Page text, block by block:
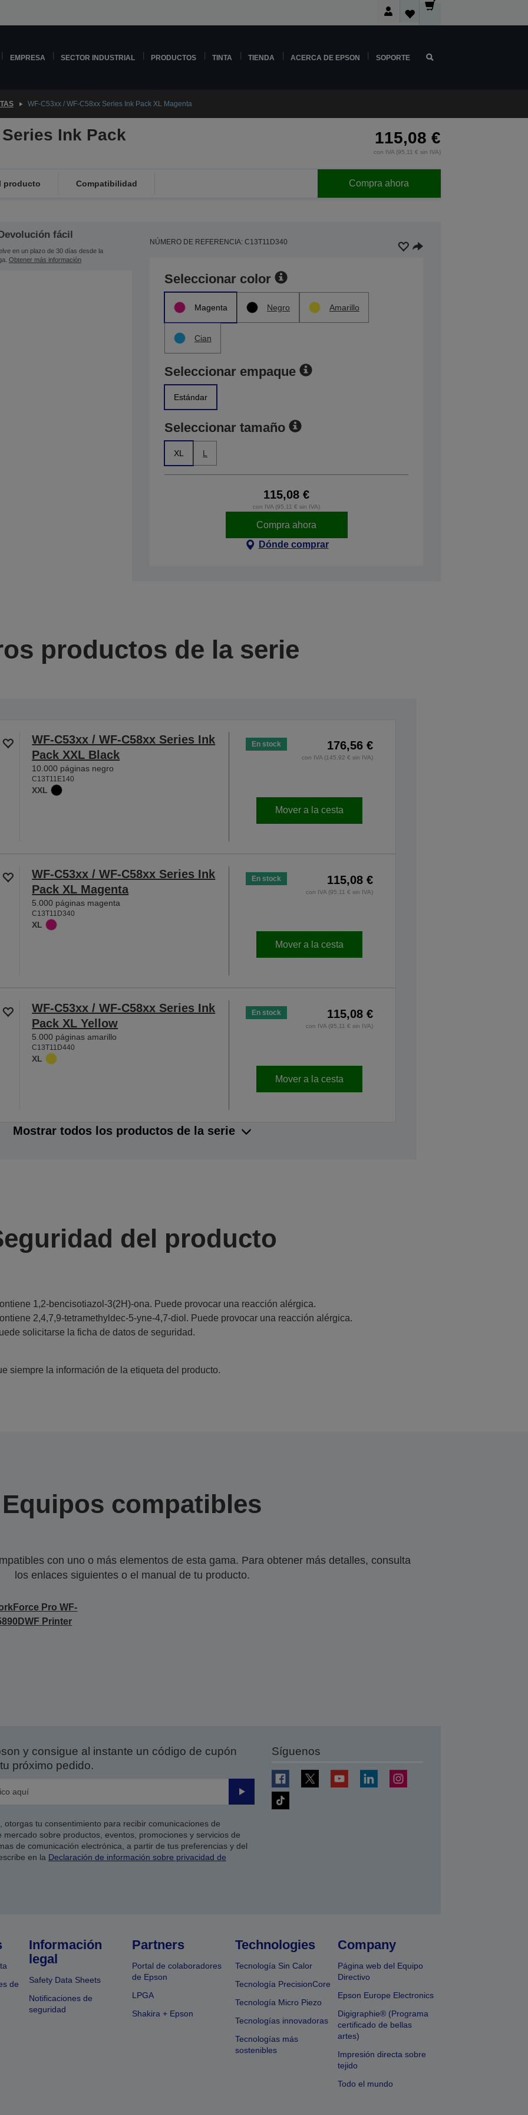
EMPRESA SECTOR INDUSTRIAL PRODUCTOS TINTA TIENDA ACERCA DE EPSON SOPORTE
WF-C53xx / WF-C58xx Series Ink Pack XL Magenta
Ink Pack 115,08 €
con IVA (95,11 € sin IVA)
producto Compatibilidad Compra ahora
fácil
en un plazo de 30 días desde la
Obtener más información
NÚMERO DE REFERENCIA: C13T11D340
Seleccionar color
Magenta Negro Amarillo
Cian
Seleccionar empaque
Estándar
Seleccionar tamaño
XL L
115,08 €
con IVA (95,11 € sin IVA)
Compra ahora
Dónde comprar
productos de la serie
WF-C53xx / WF-C58xx Series Ink
Pack XXL Black
10.000 páginas negro
C13T11E140
XXL
En stock 176,56 €
con IVA (145,92 € sin IVA)
Mover a la cesta
WF-C53xx / WF-C58xx Series Ink
Pack XL Magenta
5.000 páginas magenta
C13T11D340
XL
En stock 115,08 €
con IVA (95,11 € sin IVA)
Mover a la cesta
WF-C53xx / WF-C58xx Series Ink
Pack XL Yellow
5.000 páginas amarillo
C13T11D440
XL
En stock 115,08 €
con IVA (95,11 € sin IVA)
Mover a la cesta
Mostrar todos los productos de la serie
del producto
1,2-bencisotiazol-3(2H)-ona. Puede provocar una reacción alérgica.
2,4,7,9-tetramethyldec-5-yne-4,7-diol. Puede provocar una reacción alérgica.
solicitarse la ficha de datos de seguridad.
siempre la información de la etiqueta del producto.
Equipos compatibles
con uno o más elementos de esta gama. Para obtener más detalles, consulta
los enlaces siguientes o el manual de tu producto.
Pro WF-
Printer
y consigue al instante un código de cupón
próximo pedido.
Enviar
tu consentimiento para recibir comunicaciones de
sobre productos, eventos, promociones y servicios de
de comunicación electrónica, a partir de tus preferencias y del
en la Declaración de información sobre privacidad de
Síguenos
de
Información
legal
Safety Data Sheets
Notificaciones de
seguridad
Partners
Portal de colaboradores
de Epson
LPGA
Shakira + Epson
Technologies
Tecnología Sin Calor
Tecnología PrecisionCore
Tecnología Micro Piezo
Tecnologías innovadoras
Tecnologías más
sostenibles
Company
Página web del Equipo
Directivo
Epson Europe Electronics
Digigraphie® (Programa
certificado de bellas
artes)
Impresión directa sobre
tejido
Todo el mundo